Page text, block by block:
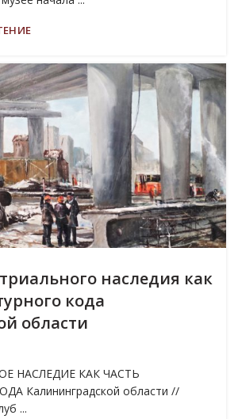
наследия как
кода
области
НАСЛЕДИЕ КАК ЧАСТЬ
Калининградской области //
...